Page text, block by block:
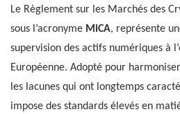
Le Règlement sur les Marchés des
sous l’acronyme MiCA, représente
supervision des actifs numériques à
Européenne. Adopté pour
les lacunes qui ont longtemps
impose des standards élevés en